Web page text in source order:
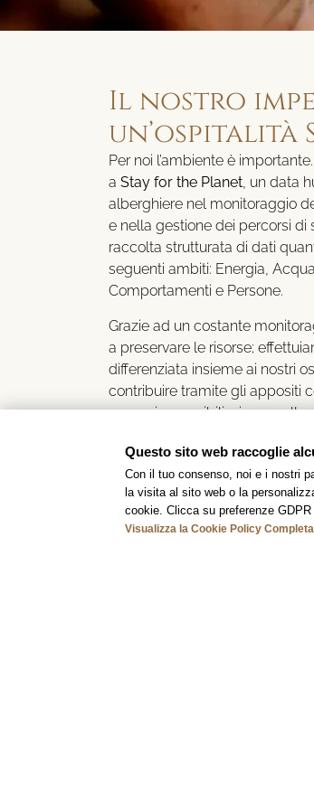
Il nostro
un’ospitalità
Per noi l’ambiente è
a Stay for the Planet, un data
alberghiere nel monitoraggio
e nella gestione dei percorsi di
raccolta strutturata di dati
seguenti ambiti: Energia,
Comportamenti e Persone.
Grazie ad un costante
a preservare le risorse;
differenziata insieme ai nostri
contribuire tramite gli appositi
comuni e sensibilizziamo sullo
Questo sito web raccoglie
Con il tuo consenso, noi e i nostri
la visita al sito web o la
cookie. Clicca su preferenze
Visualizza la Cookie Policy Completa